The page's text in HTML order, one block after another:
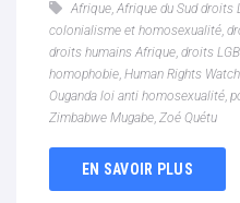
Afrique, Afrique du Sud droits
colonialisme et homosexualité,
droits humains Afrique, droits
homophobie, Human Rights
Ouganda loi anti homosexualité,
Zimbabwe Mugabe, Zoé Quétu
EN SAVOIR PLUS